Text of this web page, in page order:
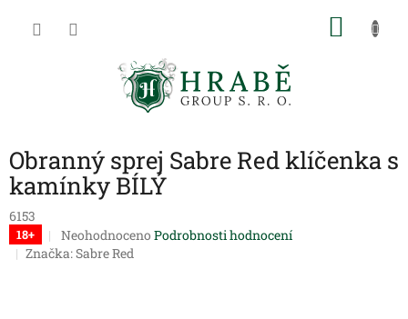
Obranný sprej Sabre Red klíčenka s
kamínky BÍLÝ
6153
18+
Průměrné
hodnocení
Neohodnoceno Podrobnosti hodnocení
Značka:Sabre Red